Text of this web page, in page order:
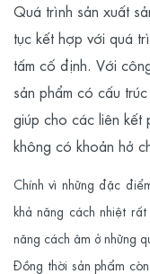
Quá trình sản xuất
tục kết hợp với quá
tấm cố định. Với
sản phẩm có cấu
giúp cho các liên kết
không có khoản hở
Chính vì những đặc
khả năng cách nhiệt
năng cách âm ở những
Đồng thời sản phẩm